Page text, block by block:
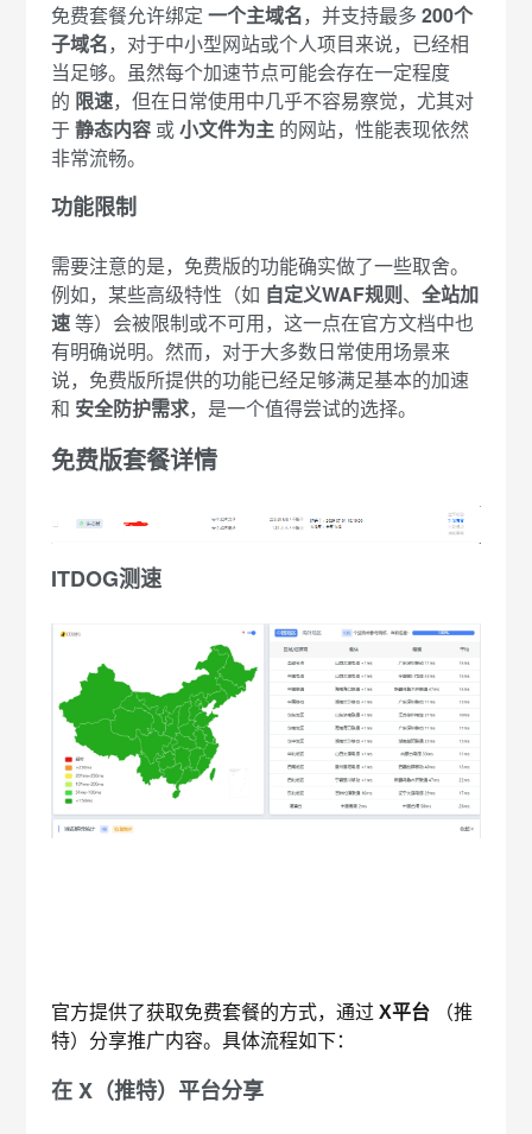
免费套餐允许绑定 一个主域名，并支持最多 200个
子域名，对于中小型网站或个人项目来说，已经相
当足够。虽然每个加速节点可能会存在一定程度
的 限速，但在日常使用中几乎不容易察觉，尤其对
于静态内容或小文件为主的网站，性能表现依然
非常流畅。
功能限制
需要注意的是，免费版的功能确实做了一些取舍。
例如，某些高级特性（如 自定义WAF规则、 全站加
速等）会被限制或不可用，这一点在官方文档中也
有明确说明。然而，对于大多数日常使用场景来
说，免费版所提供的功能已经足够满足基本的加速
和 安全防护需求，是一个值得尝试的选择。
免费版套餐详情
ITDOG测速
官方提供了获取免费套餐的方式，通过 X平台（推
特）分享推广内容。具体流程如下：
在 X（推特）平台分享